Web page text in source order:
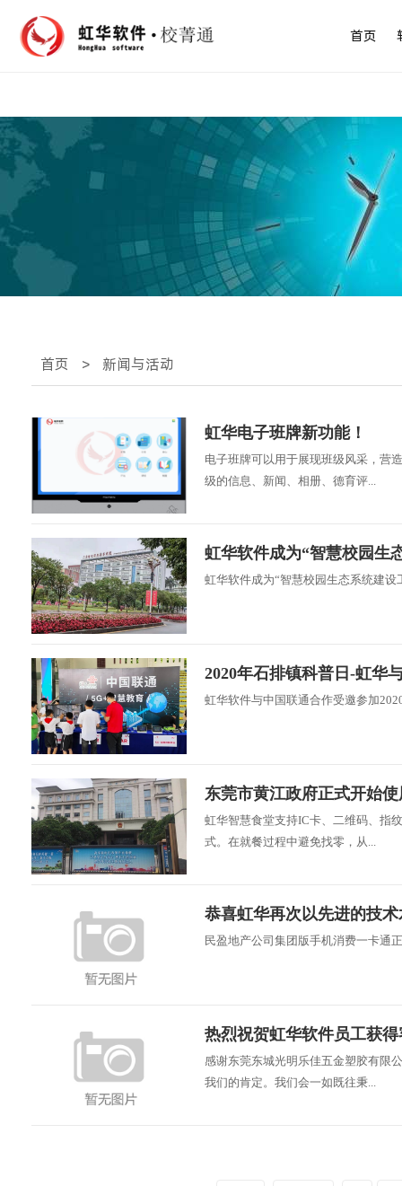
首页
首页 > 新闻与活动
虹华电子班牌新功能！
电子班牌可以用于展现班级风采，营
级的信息、新闻、相册、德育评...
虹华软件成为“智慧校园生
虹华软件成为“智慧校园生态系统建
2020年石排镇科普日-虹华
虹华软件与中国联通合作受邀参加
东莞市黄江政府正式开始
虹华智慧食堂支持IC卡、二维码、指
式。在就餐过程中避免找零，从...
恭喜虹华再次以先进的技
民盈地产公司集团版手机消费一卡通
热烈祝贺虹华软件员工获
感谢东莞东城光明乐佳五金塑胶有限
我们的肯定。我们会一如既往秉...